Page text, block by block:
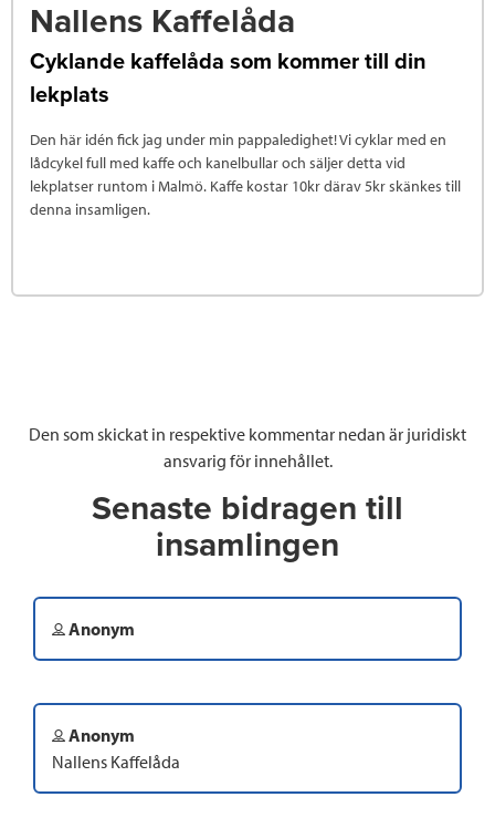
Nallens Kaffelåda
Cyklande kaffelåda som kommer till din
lekplats
Den här idén fick jag under min pappaledighet! Vi cyklar med en
lådcykel full med kaffe och kanelbullar och säljer detta vid
lekplatser runtom i Malmö. Kaffe kostar 10kr därav 5kr skänkes till
denna insamligen.
Den som skickat in respektive kommentar nedan är juridiskt
ansvarig för innehållet.
Senaste bidragen till
insamlingen
Anonym
Anonym
Nallens Kaffelåda